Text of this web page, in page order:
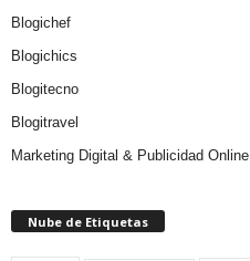
Blogichef
Blogichics
Blogitecno
Blogitravel
Marketing Digital & Publicidad Online
Nube de Etiquetas